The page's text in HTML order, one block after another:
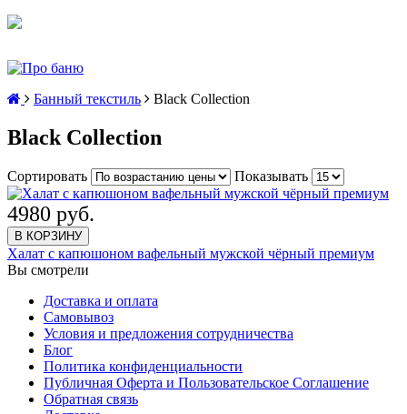
Банный текстиль Black Collection
Black Collection
Сортировать Показывать
4980 руб.
В КОРЗИНУ
Халат с капюшоном вафельный мужской чёрный премиум
Вы смотрели
Доставка и оплата
Самовывоз
Условия и предложения сотрудничества
Блог
Политика конфиденциальности
Публичная Оферта и Пользовательское Соглашение
Обратная связь